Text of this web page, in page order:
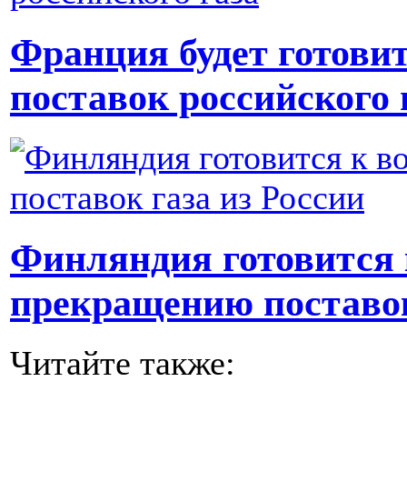
Франция будет
поставок российского
Финляндия
прекращению
Читайте также: